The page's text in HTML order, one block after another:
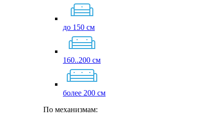
до 150 см
160..200 см
более 200 см
По механизмам: